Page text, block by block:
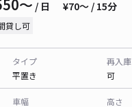
〜 / 日 ¥70〜 / 15分
貸し可
タイプ
平置き
再入庫
可
車幅
高さ